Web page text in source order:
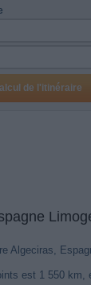
Algeciras,
est 1 550 km,